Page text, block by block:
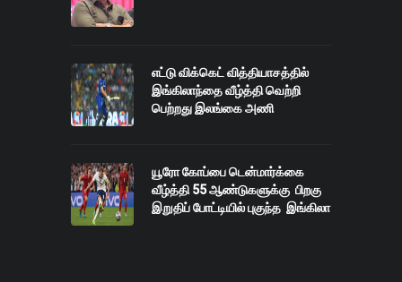
எட்டு விக்கெட் வித்தியாசத்தில்
இங்கிலாந்தை வீழ்த்தி வெற்றி
பெற்றது இலங்கை அணி
யூரோ கோப்பை டென்மார்க்கை
வீழ்த்தி 55 ஆண்டுகளுக்கு பிறகு
இறுதிப் போட்டியில் புகுந்த இங்கிலா